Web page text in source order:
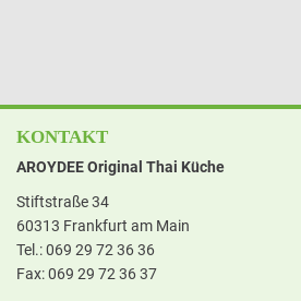
KONTAKT
AROYDEE Original Thai Küche
Stiftstraße 34
60313 Frankfurt am Main
Tel.: 069 29 72 36 36
Fax: 069 29 72 36 37